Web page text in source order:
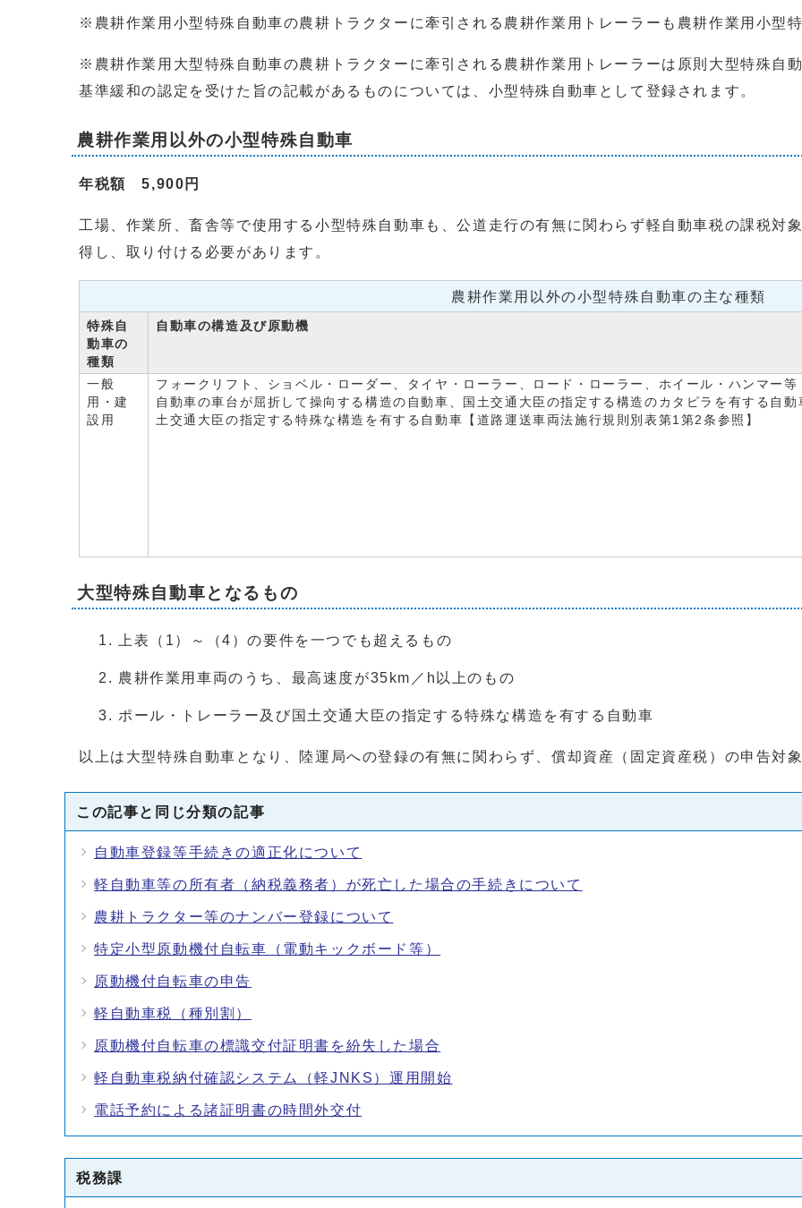
※農耕作業用小型特殊自動車の農耕トラクターに牽引される農耕作業用トレーラーも農耕作業用小型
※農耕作業用大型特殊自動車の農耕トラクターに牽引される農耕作業用トレーラーは原則大型特殊自
基準緩和の認定を受けた旨の記載があるものについては、小型特殊自動車として登録されます。
農耕作業用以外の小型特殊自動車
年税額 5,900円
工場、作業所、畜舎等で使用する小型特殊自動車も、公道走行の有無に関わらず軽自動車税の課税対
得し、取り付ける必要があります。
農耕作業用以外の小型特殊自動車の主な種類
特殊自
動車の
種類
自動車の構造及び原動機
一般
用・建
設用
フォークリフト、ショベル・ローダー、タイヤ・ローラー、ロード・ローラー、ホイール・ハンマー等
自動車の車台が屈折して操向する構造の自動車、国土交通大臣の指定する構造のカタピラを有する自動
土交通大臣の指定する特殊な構造を有する自動車【道路運送車両法施行規則別表第1第2条参照】
大型特殊自動車となるもの
上表（1）～（4）の要件を一つでも超えるもの
農耕作業用車両のうち、最高速度が35km／h以上のもの
ポール・トレーラー及び国土交通大臣の指定する特殊な構造を有する自動車
以上は大型特殊自動車となり、陸運局への登録の有無に関わらず、償却資産（固定資産税）の申告対象
この記事と同じ分類の記事
自動車登録等手続きの適正化について
軽自動車等の所有者（納税義務者）が死亡した場合の手続きについて
農耕トラクター等のナンバー登録について
特定小型原動機付自転車（電動キックボード等）
原動機付自転車の申告
軽自動車税（種別割）
原動機付自転車の標識交付証明書を紛失した場合
軽自動車税納付確認システム（軽JNKS）運用開始
電話予約による諸証明書の時間外交付
税務課